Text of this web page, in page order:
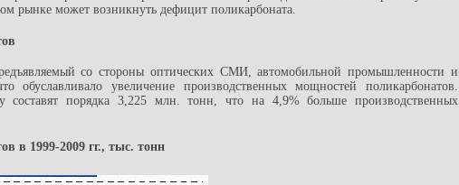
рынке может возникнуть дефицит поликарбоната.
со стороны оптических СМИ, автомобильной промышленности и
обуславливало увеличение производственных мощностей поликарбонатов.
составят порядка 3,225 млн. тонн, что на 4,9% больше производственных
в 1999-2009 гг., тыс. тонн